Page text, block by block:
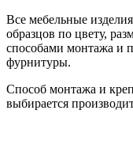
Все мебельные
образцов по цвету,
способами монтажа и
фурнитуры.
Способ монтажа и
выбирается